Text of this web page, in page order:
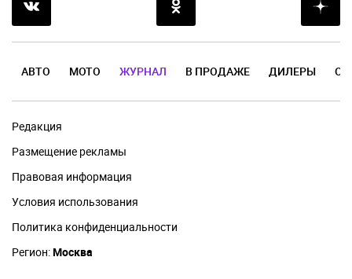
АВТО МОТО ЖУРНАЛ В ПРОДАЖЕ ДИЛЕРЫ
Редакция
Размещение рекламы
Правовая информация
Условия использования
Политика конфиденциальности
Регион:Москва